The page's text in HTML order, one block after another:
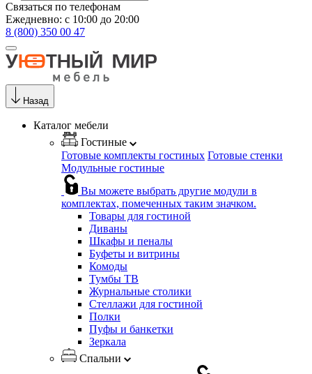
Связаться по телефонам
Ежедневно: с 10:00 до 20:00
8 (800) 350 00 47
Назад
Каталог мебели
Гостиные
Готовые комплекты гостиных Готовые стенки
Модульные гостиные
Вы можете выбрать другие модули в
комплектах, помеченных таким значком.
Товары для гостиной
Диваны
Шкафы и пеналы
Буфеты и витрины
Комоды
Тумбы ТВ
Журнальные столики
Стеллажи для гостиной
Полки
Пуфы и банкетки
Зеркала
Спальни